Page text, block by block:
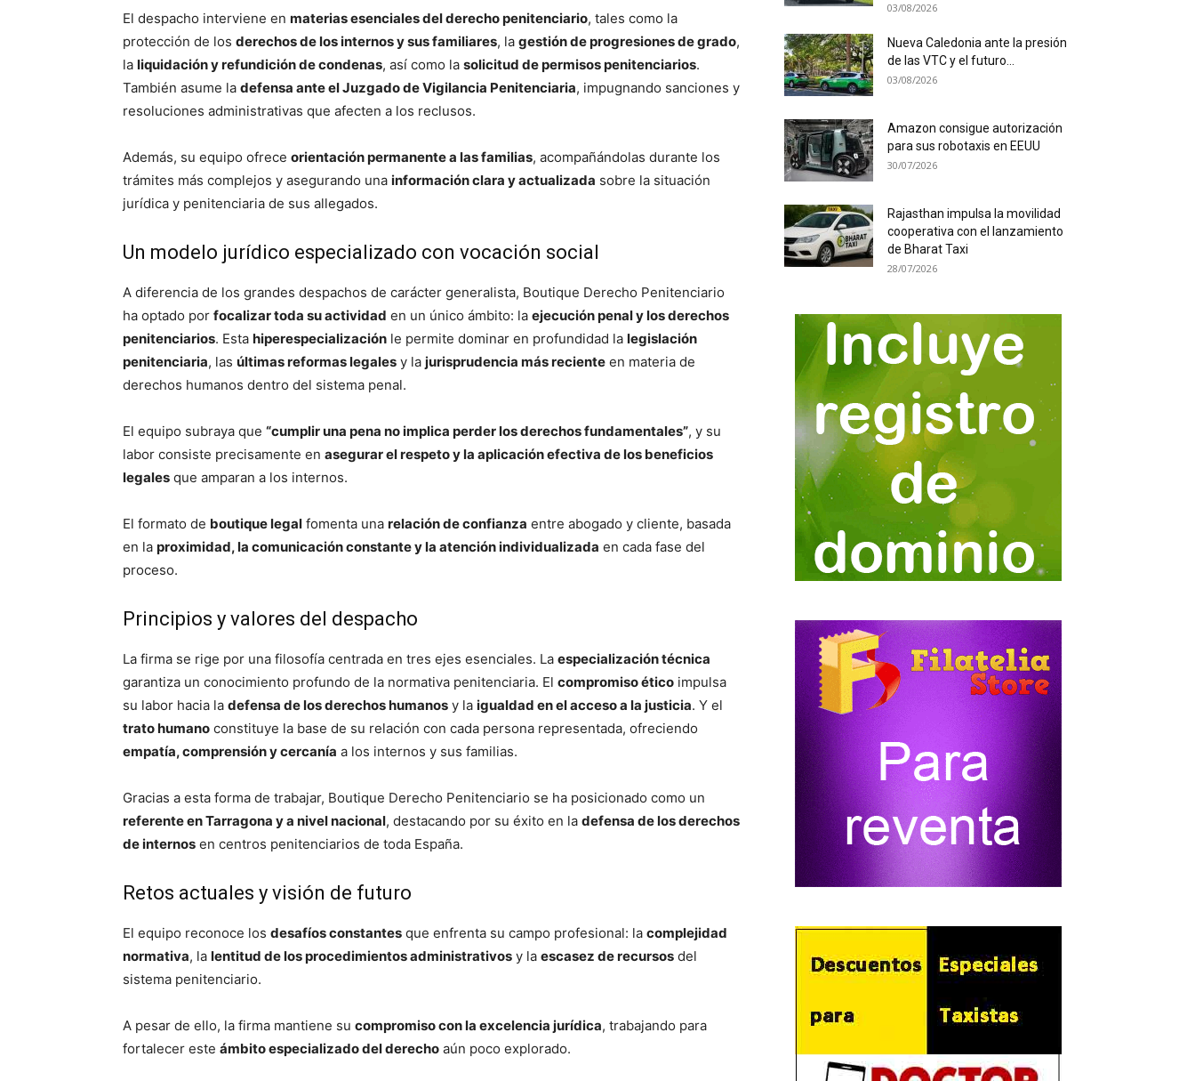
El despacho interviene en materias esenciales del derecho penitenciario, tales como la
protección de los derechos de los internos y sus familiares, la gestión de progresiones de grado,
la liquidación y refundición de condenas, así como la solicitud de permisos penitenciarios.
También asume la defensa ante el Juzgado de Vigilancia Penitenciaria, impugnando sanciones y
resoluciones administrativas que afecten a los reclusos.
Además, su equipo ofrece orientación permanente a las familias, acompañándolas durante los
trámites más complejos y asegurando una información clara y actualizada sobre la situación
jurídica y penitenciaria de sus allegados.
Un modelo jurídico especializado con vocación social
A diferencia de los grandes despachos de carácter generalista, Boutique Derecho Penitenciario
ha optado por focalizar toda su actividad en un único ámbito: la ejecución penal y los derechos
penitenciarios. Esta hiperespecialización le permite dominar en profundidad la legislación
penitenciaria, las últimas reformas legales y la jurisprudencia más reciente en materia de
derechos humanos dentro del sistema penal.
El equipo subraya que “cumplir una pena no implica perder los derechos fundamentales”, y su
labor consiste precisamente en asegurar el respeto y la aplicación efectiva de los beneficios
legales que amparan a los internos.
El formato de boutique legal fomenta una relación de confianza entre abogado y cliente, basada
en la proximidad, la comunicación constante y la atención individualizada en cada fase del
proceso.
Principios y valores del despacho
La firma se rige por una filosofía centrada en tres ejes esenciales. La especialización técnica
garantiza un conocimiento profundo de la normativa penitenciaria. El compromiso ético impulsa
su labor hacia la defensa de los derechos humanos y la igualdad en el acceso a la justicia. Y el
trato humano constituye la base de su relación con cada persona representada, ofreciendo
empatía, comprensión y cercanía a los internos y sus familias.
Gracias a esta forma de trabajar, Boutique Derecho Penitenciario se ha posicionado como un
referente en Tarragona y a nivel nacional, destacando por su éxito en la defensa de los derechos
de internos en centros penitenciarios de toda España.
Retos actuales y visión de futuro
El equipo reconoce los desafíos constantes que enfrenta su campo profesional: la complejidad
normativa, la lentitud de los procedimientos administrativos y la escasez de recursos del
sistema penitenciario.
A pesar de ello, la firma mantiene su compromiso con la excelencia jurídica, trabajando para
fortalecer este ámbito especializado del derecho aún poco explorado.
03/08/2026
Nueva Caledonia ante la presión
de las VTC y el futuro...
03/08/2026
Amazon consigue autorización
para sus robotaxis en EEUU
30/07/2026
Rajasthan impulsa la movilidad
cooperativa con el lanzamiento
de Bharat Taxi
28/07/2026